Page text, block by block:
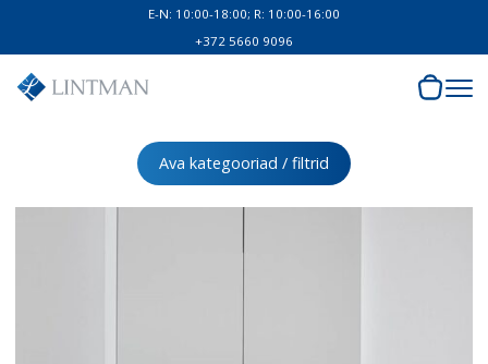
E-N: 10:00-18:00; R: 10:00-16:00
+372 5660 9096
Ava kategooriad / filtrid